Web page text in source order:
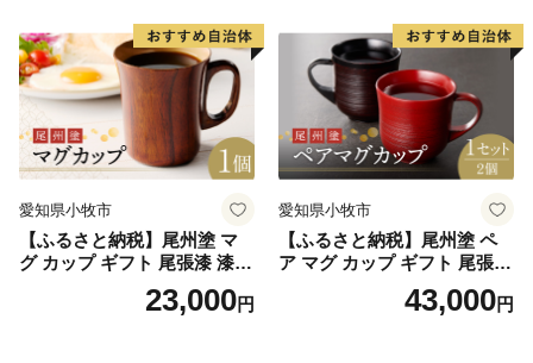
愛知県小牧市
【ふるさと納税】尾州塗 マ
グ カップ ギフト 尾張漆 漆
漆器 漆器工芸 工芸品 芸術性
実用性 抗菌性 美味しく安全
23,000円
愛知県小牧市
【ふるさと納税】尾州塗 ペ
ア マグ カップ ギフト 尾張漆
漆 漆器 漆器工芸 工芸品 芸術
性 実用性 抗菌性 美味しく安
43,000円